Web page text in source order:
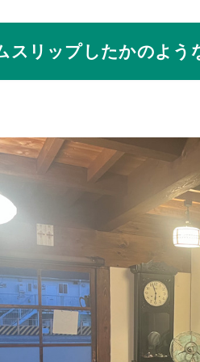
スリップしたかのよう